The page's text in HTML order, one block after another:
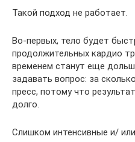
Такой подход не работает.
Во-первых, тело будет
продолжительных кардио
временем станут еще
задавать вопрос: за
пресс, потому что
долго.
Слишком интенсивные и/